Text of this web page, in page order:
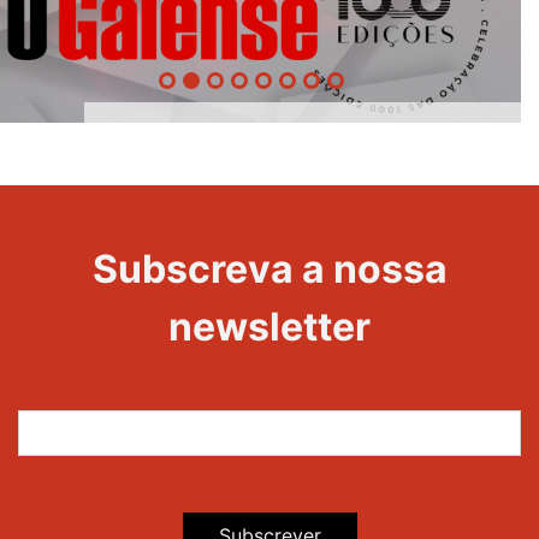
Evento
Subscreva a nossa
newsletter